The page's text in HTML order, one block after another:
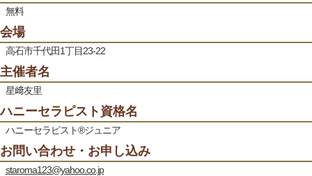
無料
会場
高石市千代田1丁目23-22
主催者名
星﨑友里
ハニーセラピスト資格名
ハニーセラピスト®︎ジュニア
お問い合わせ・お申し込み
staroma123@yahoo.co.jp